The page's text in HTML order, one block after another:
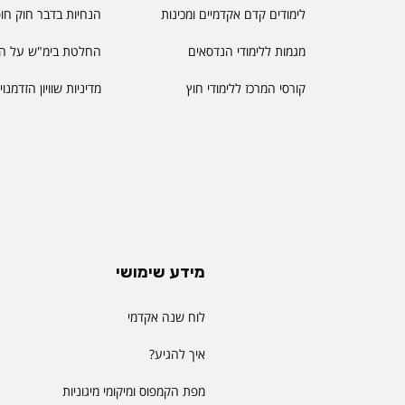
לימודים קדם אקדמיים ומכינות
מגמות ללימודי הנדסאים
קורסי המרכז ללימודי חוץ
הנחיות בדבר חוק
החלטת בימ"ש על
מדיניות שוויון
מידע שימושי
לוח שנה אקדמי
איך להגיע?
מפת הקמפוס ומיקומי מיגוניות